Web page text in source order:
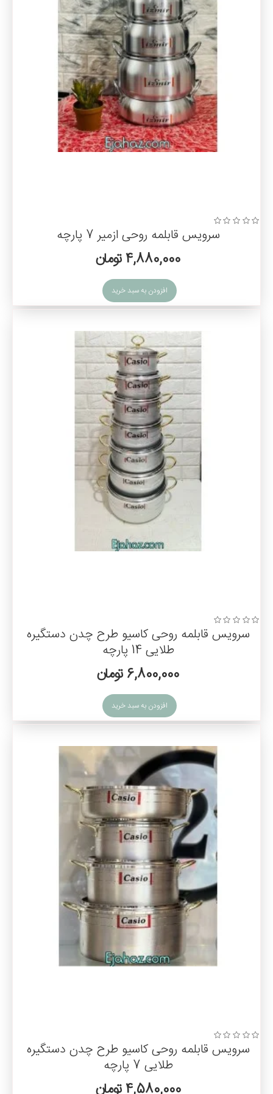
سیاه شدن قابلمه روحی با آب جوش !!
نداشتن پوشش محافظ داخلی یکی از عوامل سیاه شدن داخل این
محصولات است , همانطور که قیمت سه قابلمه روحی بدون روکش در
محدوده 2 دلار است , نباید انتظار زیادی از این ظروف پخت و پز داشته
قابلمه روحی یا رویی
روحی یا رویی با بررسی های تیم ایی جهاز و اطلاعات بدست آمده گویا رویی
از فلز روی گرفته شده و روحی از ترکیبات دیگری است .
قابلمه روحی با چی تمیز میشه
شستشو انجام شود.
سرویس قابلمه روحی ازمیر 7 پارچه
4,880,000 تومان
افزودن به سبد خرید
سرویس قابلمه روحی کاسیو طرح چدن دستگیره
طلایی 14 پارچه
6,800,000 تومان
افزودن به سبد خرید
سرویس قابلمه روحی کاسیو طرح چدن دستگیره
طلایی 7 پارچه